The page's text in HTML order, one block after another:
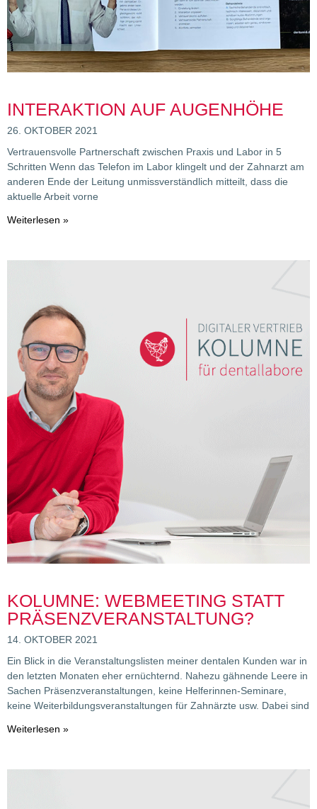
INTERAKTION AUF AUGENHÖHE
26. OKTOBER 2021
Vertrauensvolle Partnerschaft zwischen Praxis und Labor in 5
Schritten Wenn das Telefon im Labor klingelt und der Zahnarzt am
anderen Ende der Leitung unmissverständlich mitteilt, dass die
aktuelle Arbeit vorne
Weiterlesen »
KOLUMNE: WEBMEETING STATT
PRÄSENZVERANSTALTUNG?
14. OKTOBER 2021
Ein Blick in die Veranstaltungslisten meiner dentalen Kunden war in
den letzten Monaten eher ernüchternd. Nahezu gähnende Leere in
Sachen Präsenzveranstaltungen, keine Helferinnen-Seminare,
keine Weiterbildungsveranstaltungen für Zahnärzte usw. Dabei sind
Weiterlesen »